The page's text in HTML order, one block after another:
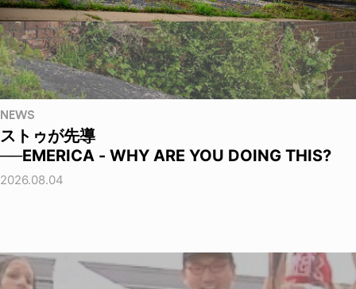
NEWS
ストゥが先導
──EMERICA - WHY ARE YOU DOING THIS?
2026.08.04